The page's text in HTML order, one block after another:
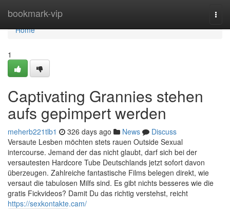
bookmark-vip
Home
Home
1
Captivating Grannies stehen
aufs gepimpert werden
meherb221tlb1 326 days ago News
Discuss
Versaute Lesben möchten stets rauen Outside Sexual
intercourse. Jemand der das nicht glaubt, darf sich bei der
versautesten Hardcore Tube Deutschlands jetzt sofort davon
überzeugen. Zahlreiche fantastische Films belegen direkt, wie
versaut die tabulosen Milfs sind. Es gibt nichts besseres wie die
gratis Fickvideos? Damit Du das richtig verstehst, reicht
https://sexkontakte.cam/